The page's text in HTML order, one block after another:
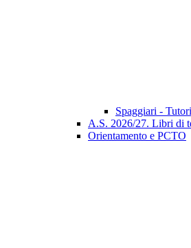
Spaggiari -
A.S. 2026/27. Libri di
Orientamento e PCTO